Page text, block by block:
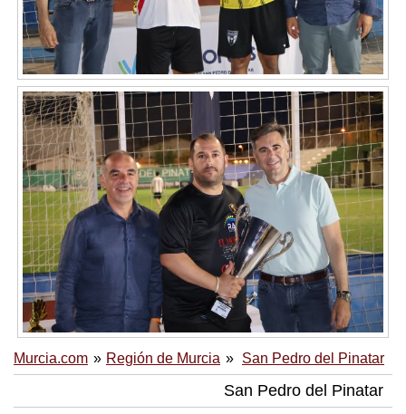
Murcia.com Región de Murcia San Pedro del Pinatar
San Pedro del Pinatar